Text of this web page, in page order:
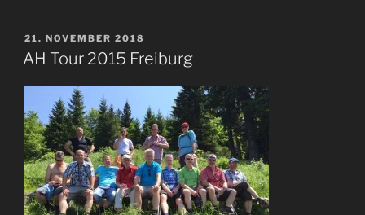
VERÖFFENTLICHT
AM
21. NOVEMBER 2018
AH Tour 2015 Freiburg